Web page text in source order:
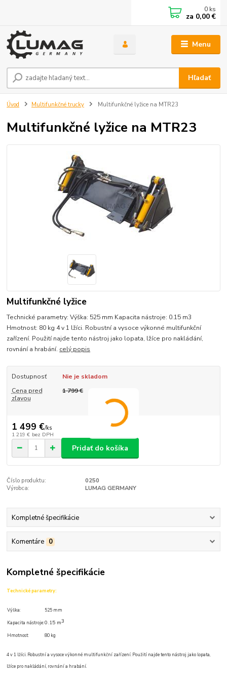
Menu
Hľadať
0 ks
za 0,00 €
Úvod Multifunkčné trucky Multifunkčné lyžice na MTR23
Multifunkčné lyžice na MTR23
Multifunkčné lyžice
Technické parametry: Výška: 525 mm Kapacita nástroje: 0.15 m3
Hmotnost: 80 kg 4 v 1 lžíci. Robustní a vysoce výkonné multifunkční
zařízení. Použití najde tento nástroj jako lopata, lžíce pro nakládání,
rovnání a hrabání. celý popis
Dostupnosť
Nie je skladom
Cena pred
zľavou
1 799 €
1 499 €/ks
1 219 € bez DPH
Pridať do košíka
Číslo produktu:
0250
Výrobca:
LUMAG GERMANY
Kompletné špecifikácie
Komentáre 0
Kompletné špecifikácie
Technické parametry:
Výška: 525 mm
Kapacita nástroje:0.15 m3
Hmotnost: 80 kg
4 v 1 lžíci. Robustní a vysoce výkonné multifunkční zařízení. Použití najde tento nástroj jako lopata,
lžíce pro nakládání, rovnání a hrabání.